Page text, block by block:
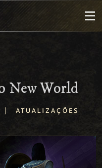
New World
| ATUALIZAÇÕES